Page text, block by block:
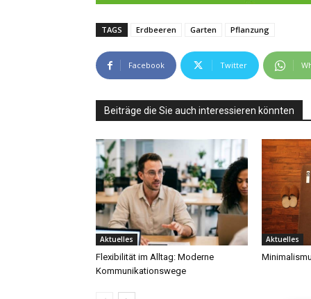
TAGS Erdbeeren Garten Pflanzung
Facebook Twitter
Beiträge die Sie auch interessieren könnten
Aktuelles
Flexibilität im Alltag: Moderne
Kommunikationswege
Aktuelles